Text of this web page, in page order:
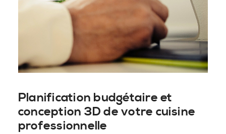
Planification budgétaire et
conception 3D de votre cuisine
professionnelle